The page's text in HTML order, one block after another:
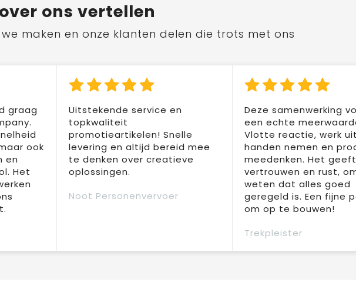
ons vertellen
maken en onze klanten delen die trots met ons
graag
ook
en
Het
Uitstekende service en
topkwaliteit
promotieartikelen! Snelle
levering en altijd bereid mee
te denken over creatieve
oplossingen.
Noot Personenvervoer
Deze samenwerking
een echte
Vlotte reactie, werk uit
handen nemen en
meedenken. Het
vertrouwen en rust,
weten dat alles goed
geregeld is. Een fijne
om op te bouwen!
Trekpleister